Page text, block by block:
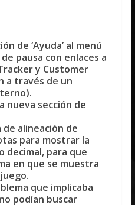
de ‘Ayuda’ al menú
pausa con enlaces a
y Customer
a través de un
nueva sección de
de alineación de
para mostrar la
decimal, para que
en que se muestra
que implicaba
podían buscar